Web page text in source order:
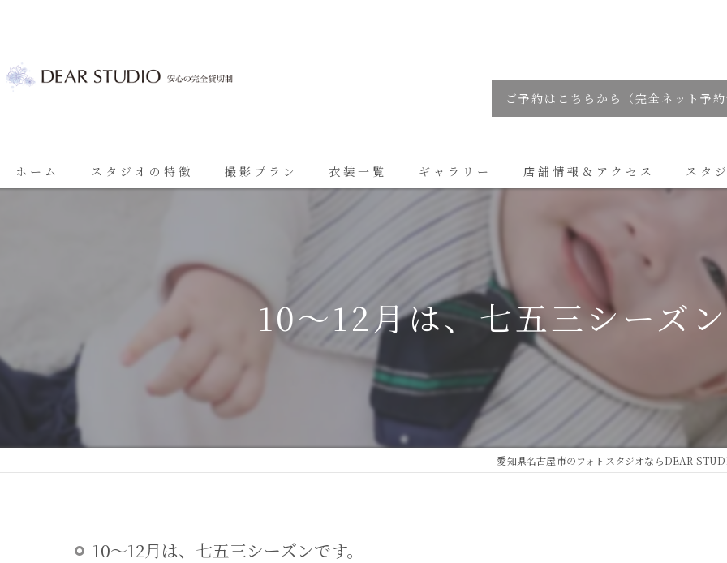
ご予約はこちらから（完全ネット予約
ホーム スタジオの特徴
DEAR STUDIOとは
DEAR STUDIOご利用ガイド
撮影プラン
ブライダルプラン
思い出に残る成人振袖撮影
衣装一覧 ギャラリー 店舗情報＆アクセス スタ
10～12月は、七五三シーズ
愛知県名古屋市のフォトスタジオならDEAR
10～12月は、七五三シーズンです。